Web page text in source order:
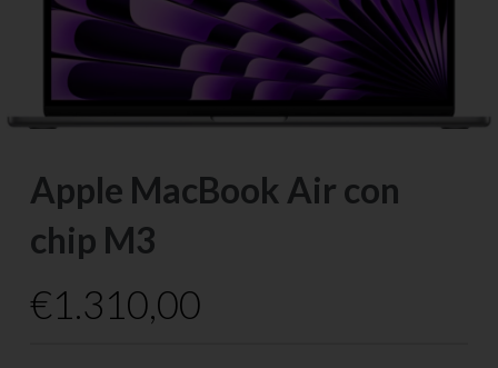
Apple MacBook Air con
chip M3
€1.310,00